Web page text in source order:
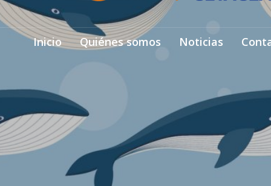
Inicio Quiénes somos Noticias